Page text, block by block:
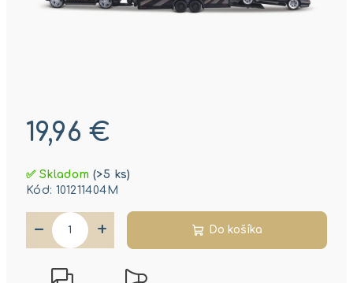
19,96 €
cena:
✅ Skladom(>5 ks)
Kód: 101211404M
+
− Do košíka